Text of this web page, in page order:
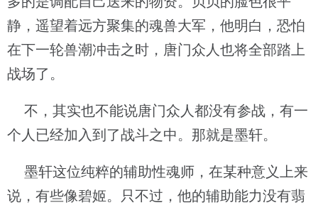
静，遥望着远方聚集的魂兽大军，他明白，恐怕
在下一轮兽潮冲击之时，唐门众人也将全部踏上
战场了。
不，其实也不能说唐门众人都没有参战，有一
个人已经加入到了战斗之中。那就是墨轩。
墨轩这位纯粹的辅助性魂师，在某种意义上来
说，有些像碧姬。只不过，他的辅助能力没有翡